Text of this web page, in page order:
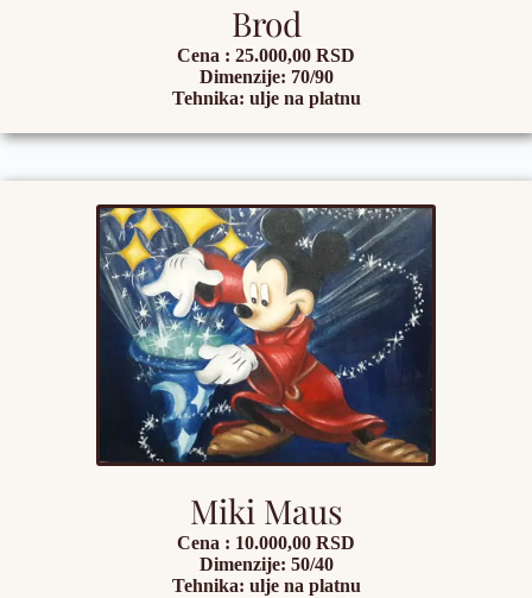
Brod
Cena : 25.000,00 RSD
Dimenzije: 70/90
Tehnika: ulje na platnu
Miki Maus
Cena : 10.000,00 RSD
Dimenzije: 50/40
Tehnika: ulje na platnu